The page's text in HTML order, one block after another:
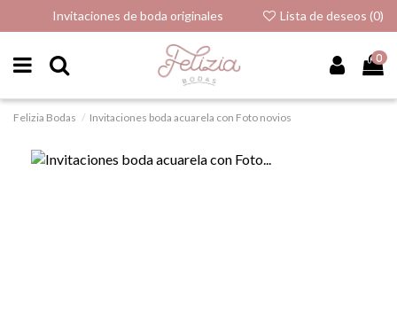
Invitaciones de boda originales Lista de deseos (0)
0
Felizia Bodas Invitaciones boda acuarela con Foto novios